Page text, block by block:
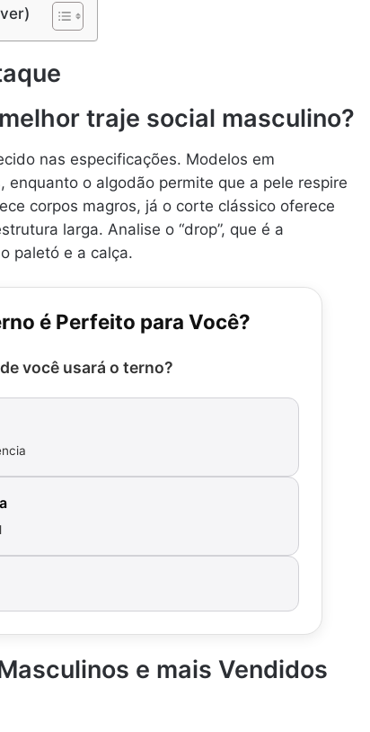
traje social masculino?
nas especificações. Modelos em
enquanto o algodão permite que a pele respire
corpos magros, já o corte clássico oferece
larga. Analise o “drop”, que é a
paletó e a calça.
é Perfeito para Você?
você usará o terno?
e mais Vendidos